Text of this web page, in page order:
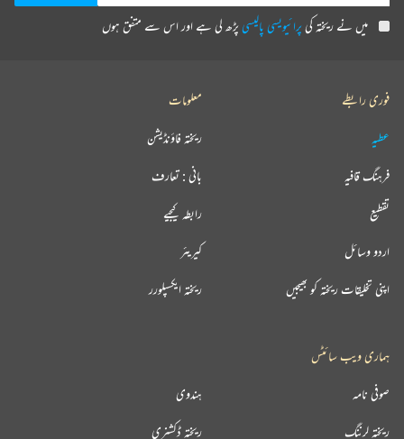
میں نے ریختہ کیپرائیویسی پالیسیپڑھ لی ہے اور اس سے متفق ہوں
فوری رابطے
عطیہ
فرہنگ قافیہ
تقطیع
اردو وسائل
اپنی تخلیقات ریختہ کو بھیجیں
معلومات
ریختہ فاؤنڈیشن
بانی : تعارف
رابطہ کیجیے
کیریئر
ریختہ ایکسپلورر
ہماری ویب سائٹس
ہندوی صوفی نامہ
ریختہ ڈکشنری ریختہ لرننگ